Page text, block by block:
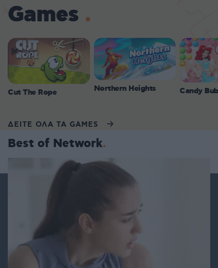
Games
Cut The Rope Northern Heights Candy
ΔΕΙΤΕ ΟΛΑ ΤΑ GAMES
Best of Network